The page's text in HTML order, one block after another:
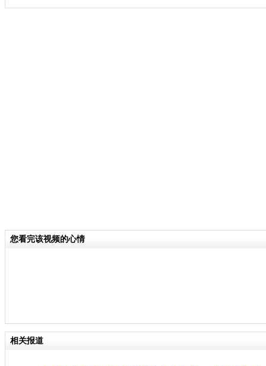
您看完该视频的心情
相关报道